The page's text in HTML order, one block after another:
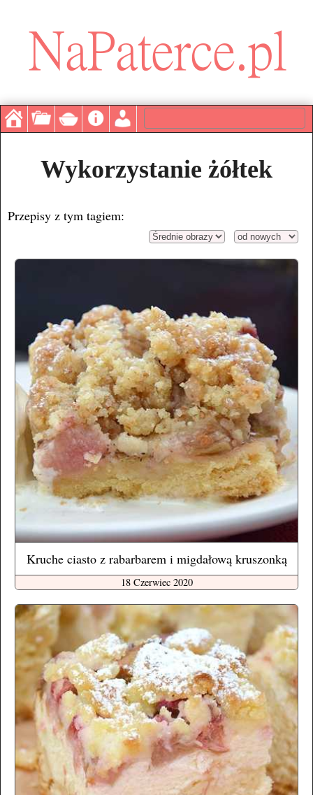
Wykorzystanie żółtek
Przepisy z tym tagiem:
Kruche ciasto z rabarbarem i migdałową kruszonką
18 Czerwiec 2020